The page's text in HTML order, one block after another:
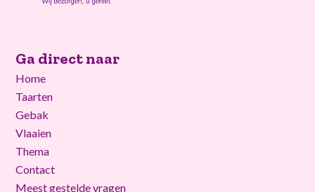
Ga direct naar
Home
Taarten
Gebak
Vlaaien
Thema
Contact
Meest gestelde vragen